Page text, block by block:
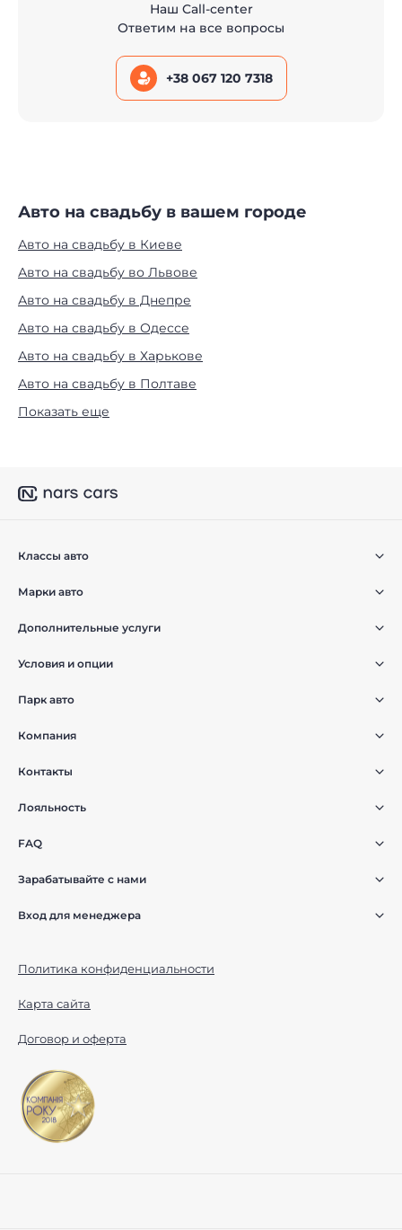
Наш Call-center
Ответим на все вопросы
+38 067 120 7318
Авто на свадьбу в вашем городе
Авто на свадьбу в Киеве
Авто на свадьбу во Львове
Авто на свадьбу в Днепре
Авто на свадьбу в Одессе
Авто на свадьбу в Харькове
Авто на свадьбу в Полтаве
Показать еще
Классы авто
Марки авто
Дополнительные услуги
Условия и опции
Парк авто
Компания
Контакты
Лояльность
FAQ
Зарабатывайте с нами
Вход для менеджера
Политика конфиденциальности
Карта сайта
Договор и оферта